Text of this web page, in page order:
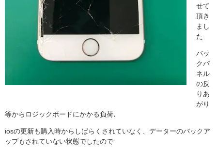
せて
頂き
まし
た
バッ
クパ
ネル
の反
りあ
がり
等からロジックボードにかかる負荷､
iosの更新も購入時からしばらくされていなく、データーのバックア
ップもされていない状態でしたので